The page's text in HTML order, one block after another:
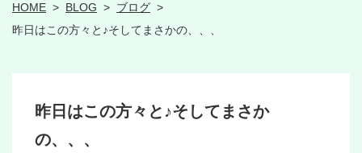
HOME > BLOG > ブログ >
昨日はこの方々と♪そしてまさかの、、、
昨日はこの方々と♪そしてまさか
の、、、